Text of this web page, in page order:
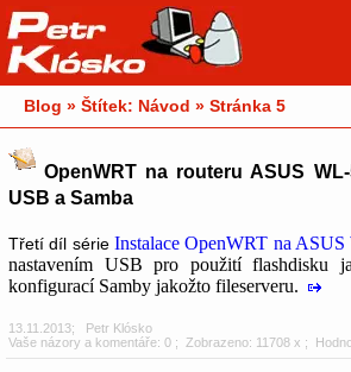
Blog » Štítek: Návod » Stránka 5
OpenWRT na routeru ASUS
USB a Samba
Třetí díl série Instalace OpenWRT na
nastavením USB pro použití flashdisku
konfigurací Samby jakožto fileserveru.
13.11.2013; Petr Klósko
Vaše názory a komentáře: 0 ; Zobrazeno: 11708 x ;